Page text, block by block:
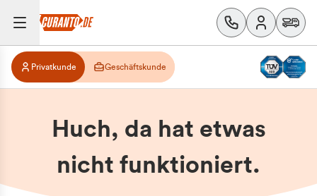
Privatkunde Geschäftskunde
Huch, da hat etwas
nicht funktioniert.